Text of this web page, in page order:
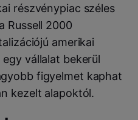
részvénypiac széles
Russell 2000
amerikai
vállalat bekerül
figyelmet kaphat
kezelt alapoktól.